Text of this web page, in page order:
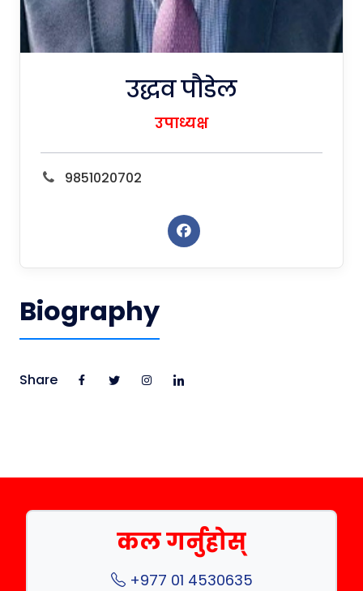
उद्धव पौडेल
उपाध्यक्ष
9851020702
Biography
Share
कल गर्नुहोस्
+977 01 4530635